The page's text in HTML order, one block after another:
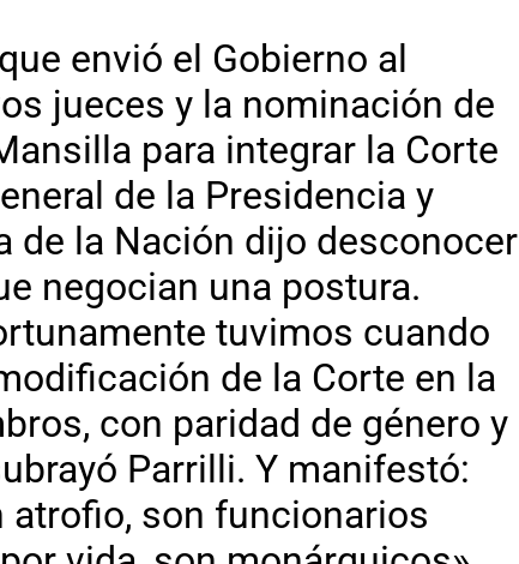
envió el Gobierno al
jueces y la nominación de
para integrar la Corte
de la Presidencia y
de la Nación dijo desconocer
negocian una postura.
tuvimos cuando
de la Corte en la
con paridad de género y
Parrilli. Y manifestó:
atrofio, son funcionarios